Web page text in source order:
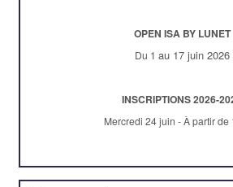
OPEN ISA BY LUNET
Du 1 au 17 juin 2026
INSCRIPTIONS 2026-
Mercredi 24 juin - À partir de